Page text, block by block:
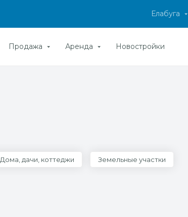
Елабуга
Продажа Аренда Новостройки
Дома, дачи, коттеджи Земельные участки